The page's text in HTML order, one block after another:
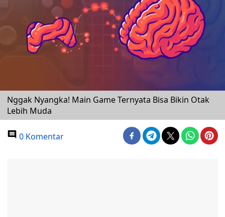
Nggak Nyangka! Main Game Ternyata Bisa Bikin Otak
Lebih Muda
0 Komentar